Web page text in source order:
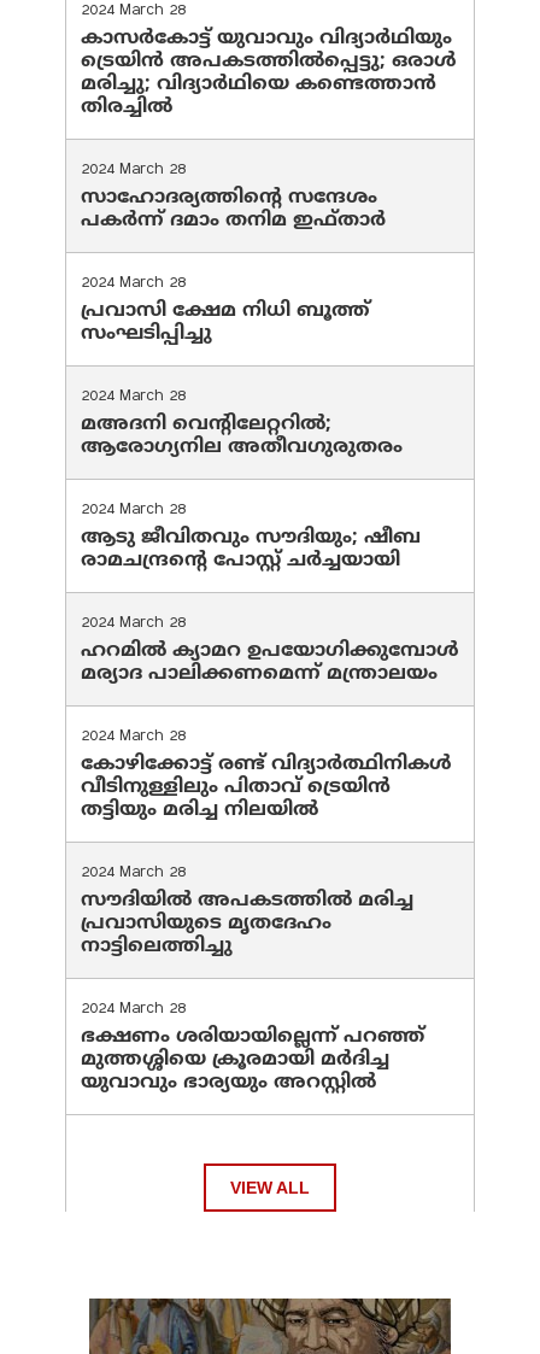
2024 March 28
കാസർകോട്ട് യുവാവും വിദ്യാർഥിയും
ട്രെയിൻ അപകടത്തിൽപ്പെട്ടു; ഒരാൾ
മരിച്ചു; വിദ്യാർഥിയെ കണ്ടെത്താൻ
തിരച്ചിൽ
2024 March 28
സാഹോദര്യത്തിന്റെ സന്ദേശം
പകർന്ന് ദമാം തനിമ ഇഫ്‌താർ
2024 March 28
പ്രവാസി ക്ഷേമ നിധി ബൂത്ത്
സംഘടിപ്പിച്ചു
2024 March 28
മഅദനി വെന്റിലേറ്ററിൽ;
ആരോഗ്യനില അതീവഗുരുതരം
2024 March 28
ആടു ജീവിതവും സൗദിയും; ഷീബ
രാമചന്ദ്രന്റെ പോസ്റ്റ് ചര്‍ച്ചയായി
2024 March 28
ഹറമില്‍ ക്യാമറ ഉപയോഗിക്കുമ്പോള്‍
മര്യാദ പാലിക്കണമെന്ന് മന്ത്രാലയം
2024 March 28
കോഴിക്കോട്ട് രണ്ട് വിദ്യാർത്ഥിനികൾ
വീടിനുള്ളിലും പിതാവ് ട്രെയിൻ
തട്ടിയും മരിച്ച നിലയിൽ
2024 March 28
സൗദിയില്‍ അപകടത്തില്‍ മരിച്ച
പ്രവാസിയുടെ മൃതദേഹം
നാട്ടിലെത്തിച്ചു
2024 March 28
ഭക്ഷണം ശരിയായില്ലെന്ന് പറഞ്ഞ്
മുത്തശ്ശിയെ ക്രൂരമായി മര്‍ദിച്ച
യുവാവും ഭാര്യയും അറസ്റ്റില്‍
VIEW ALL